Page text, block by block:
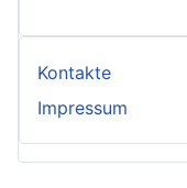
Kontakte
Impressum